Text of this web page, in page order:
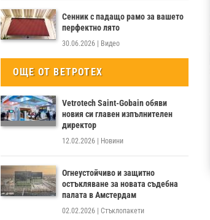
Сенник с падащо рамо за вашето
перфектно лято
30.06.2026 Видео
ОЩЕ ОТ ВЕТРОТЕХ
Vetrotech Saint-Gobain обяви
новия си главен изпълнителен
директор
12.02.2026 Новини
Огнеустойчиво и защитно
остъкляване за новата съдебна
палата в Амстердам
02.02.2026 Стъклопакети